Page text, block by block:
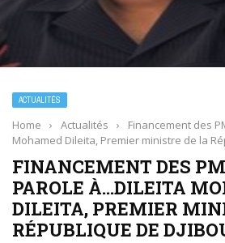
ACTUALITÉS
Home › Actualités ›
Financement des
Mohamed Dileita, Premier ministre de la
FINANCEMENT DES
PAROLE À…DILEITA
DILEITA, PREMIER
RÉPUBLIQUE DE